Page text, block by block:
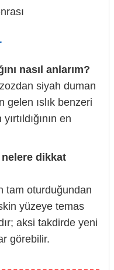
nasıl anlarım?
siyah duman
gelen ıslık benzeri
en
nelere dikkat
tam oturduğundan
yüzeye temas
aksi takdirde yeni
görebilir.